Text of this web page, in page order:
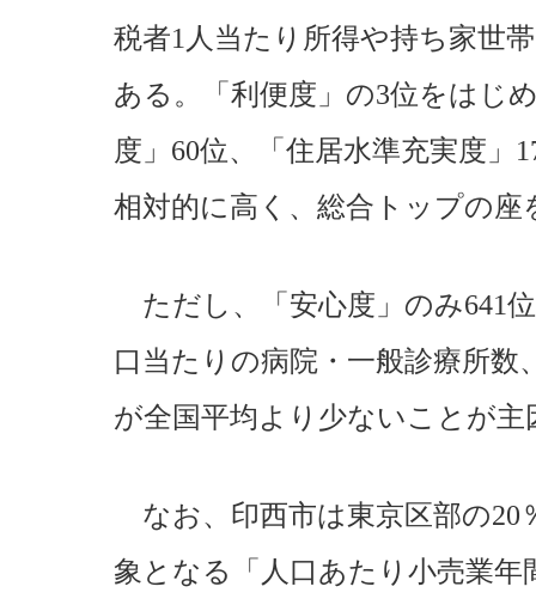
税者1人当たり所得や持ち家世
ある。「利便度」の3位をはじ
度」60位、「住居水準充実度」
相対的に高く、総合トップの座
ただし、「安心度」のみ641
口当たりの病院・一般診療所数
が全国平均より少ないことが主
なお、印西市は東京区部の20
象となる「人口あたり小売業